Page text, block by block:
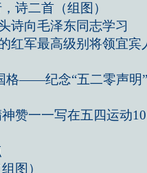
诗二首（组图）
诗向毛泽东同志学习
红军最高级别将领宜宾
格——纪念“五二零声明
赞一一写在五四运动
图）